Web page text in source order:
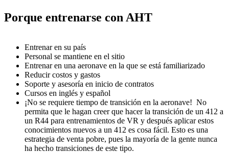
Porque entrenarse con AHT
Entrenar en su país
Personal se mantiene en el sitio
Entrenar en una aeronave en la que se está familiarizado
Reducir costos y gastos
Soporte y asesoría en inicio de contratos
Cursos en inglés y español
¡No se requiere tiempo de transición en la aeronave! No
permita que le hagan creer que hacer la transición de un 412 a
un R44 para entrenamientos de VR y después aplicar estos
conocimientos nuevos a un 412 es cosa fácil. Esto es una
estrategia de venta pobre, pues la mayoría de la gente nunca
ha hecho transiciones de este tipo.